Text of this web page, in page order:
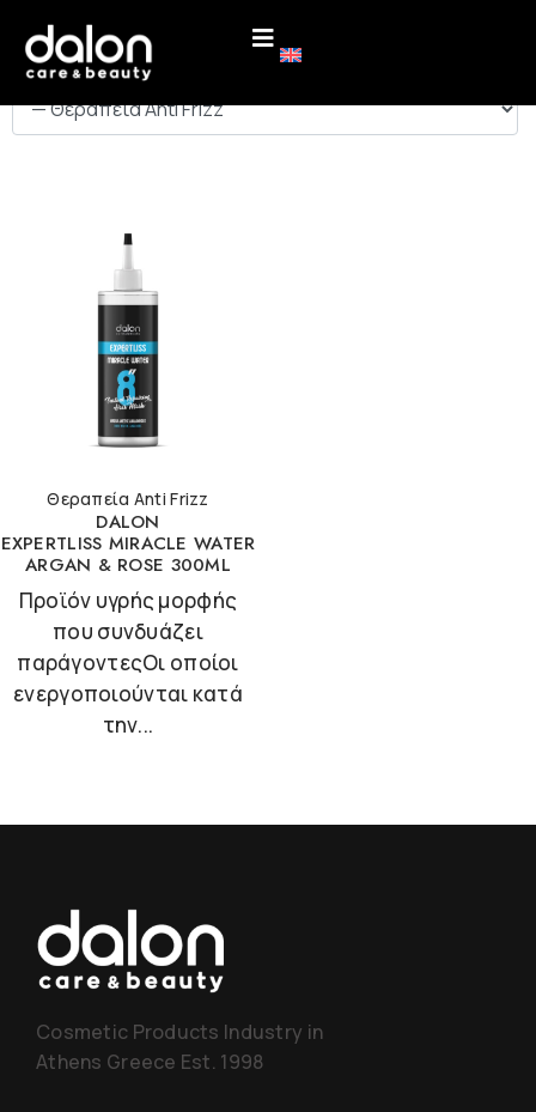
ΚΑΤΗΓΟΡΙΕΣ
Θεραπεία Anti Frizz
DALON
EXPERTLISS MIRACLE WATER
ARGAN & ROSE 300ML
Προϊόν υγρής μορφής
που συνδυάζει
παράγοντεςΟι οποίοι
ενεργοποιούνται κατά
την...
Cosmetic Products Industry in
Athens Greece Est. 1998